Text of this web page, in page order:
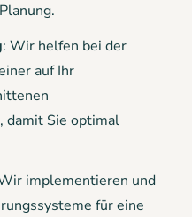
: Wir helfen bei der
auf Ihr
damit Sie optimal
implementieren und
für eine